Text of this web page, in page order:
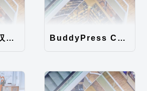
Squared主题汉化包 BuddyPress Colours主题汉化包